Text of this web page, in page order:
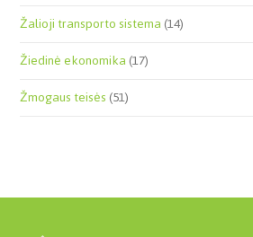
Žalioji transporto sistema(14)
Žiedinė ekonomika(17)
Žmogaus teisės(51)